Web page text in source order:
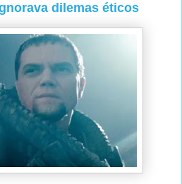
dilemas éticos